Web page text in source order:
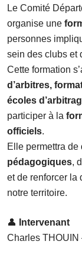
Le Comité
organise une
personnes
sein des clubs et
Cette formation
d’arbitres,
écoles
participer à la
officiels.
Elle permettra de
pédagogiques,
et de renforcer la
notre territoire.
👤
Intervenant
Charles THOUIN